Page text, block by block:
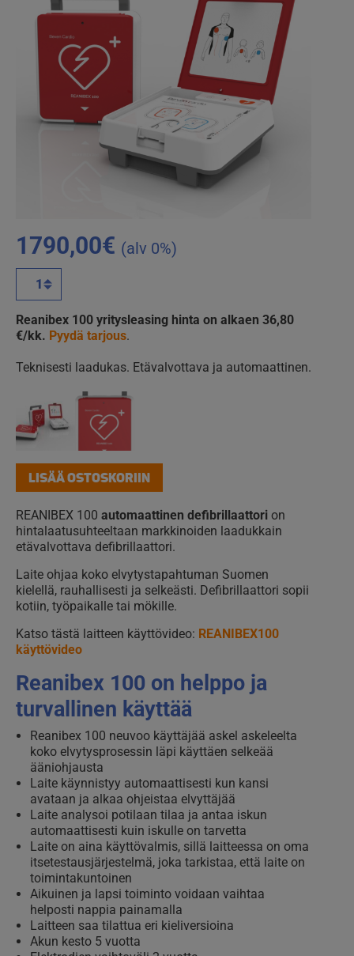
1790,00€ (alv 0%)
defibrillaattori
määrä
Reanibex 100 yritysleasing hinta on alkaen 36,80
€/kk. Pyydä tarjous.
Teknisesti laadukas. Etävalvottava ja automaattinen.
LISÄÄ OSTOSKORIIN
REANIBEX 100 automaattinen defibrillaattori on
hintalaatusuhteeltaan markkinoiden laadukkain
etävalvottava defibrillaattori.
Laite ohjaa koko elvytystapahtuman Suomen
kielellä, rauhallisesti ja selkeästi. Defibrillaattori sopii
kotiin, työpaikalle tai mökille.
Katso tästä laitteen käyttövideo: REANIBEX100
käyttövideo
Reanibex 100 on helppo ja
turvallinen käyttää
Reanibex 100 neuvoo käyttäjää askel askeleelta
koko elvytysprosessin läpi käyttäen selkeää
ääniohjausta
Laite käynnistyy automaattisesti kun kansi
avataan ja alkaa ohjeistaa elvyttäjää
Laite analysoi potilaan tilaa ja antaa iskun
automaattisesti kuin iskulle on tarvetta
Laite on aina käyttövalmis, sillä laitteessa on oma
itsetestausjärjestelmä, joka tarkistaa, että laite on
toimintakuntoinen
Aikuinen ja lapsi toiminto voidaan vaihtaa
helposti nappia painamalla
Laitteen saa tilattua eri kieliversioina
Akun kesto 5 vuotta